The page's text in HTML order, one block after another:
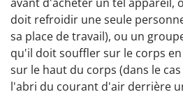
doit refroidir une seule
sa place de travail), ou un
qu'il doit souffler sur le corps
sur le haut du corps (dans le
l'abri du courant d'air derrière